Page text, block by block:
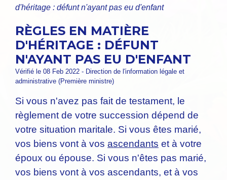
d'héritage : défunt n'ayant pas eu d'enfant
RÈGLES EN MATIÈRE
D'HÉRITAGE : DÉFUNT
N'AYANT PAS EU D'ENFANT
Vérifié le 08 Feb 2022 - Direction de l'information légale et
administrative (Première ministre)
Si vous n'avez pas fait de testament, le
règlement de votre succession dépend de
votre situation maritale. Si vous êtes marié,
vos biens vont à vos ascendants et à votre
époux ou épouse. Si vous n'êtes pas marié,
vos biens vont à vos ascendants, et à vos